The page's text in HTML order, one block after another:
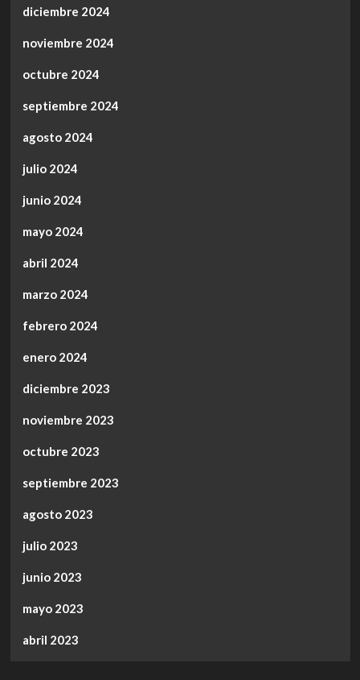
diciembre 2024
noviembre 2024
octubre 2024
septiembre 2024
agosto 2024
julio 2024
junio 2024
mayo 2024
abril 2024
marzo 2024
febrero 2024
enero 2024
diciembre 2023
noviembre 2023
octubre 2023
septiembre 2023
agosto 2023
julio 2023
junio 2023
mayo 2023
abril 2023